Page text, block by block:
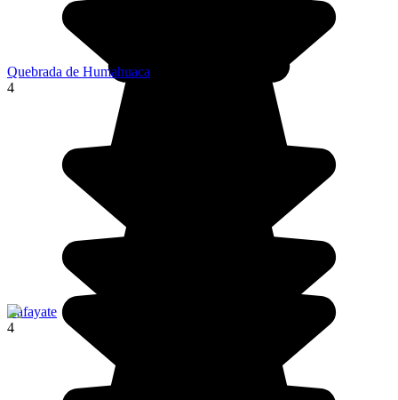
Quebrada de Humahuaca
4
Cafayate
4